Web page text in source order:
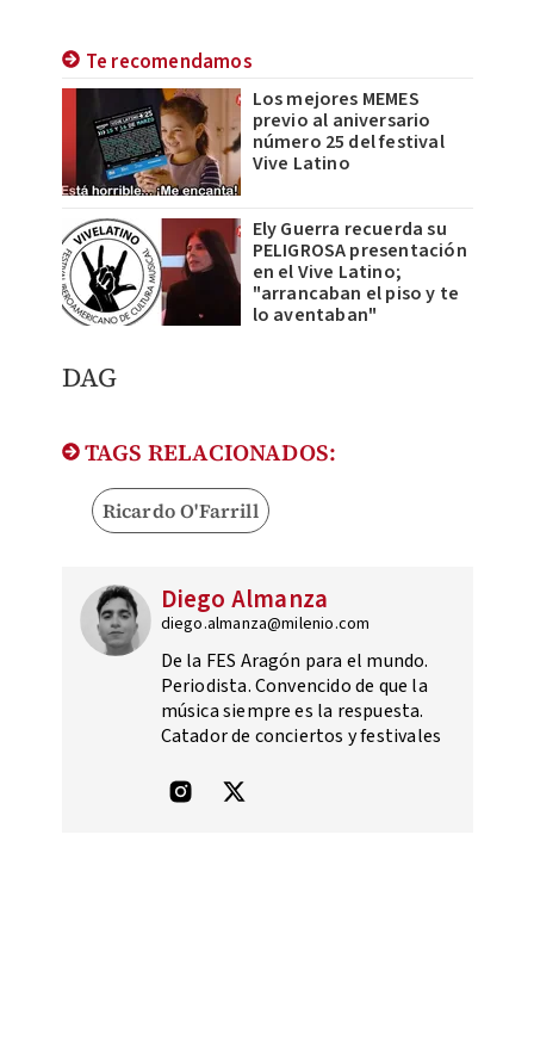
Te recomendamos
Los mejores MEMES
previo al aniversario
número 25 del festival
Vive Latino
Ely Guerra recuerda su
PELIGROSA presentación
en el Vive Latino;
"arrancaban el piso y te
lo aventaban"
DAG
TAGS RELACIONADOS:
Ricardo O'Farrill
Diego Almanza
diego.almanza@milenio.com
De la FES Aragón para el mundo.
Periodista. Convencido de que la
música siempre es la respuesta.
Catador de conciertos y festivales